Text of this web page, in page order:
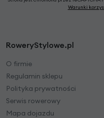
Warunki
RoweryStylowe.pl
O firmie
Regulamin sklepu
Polityka prywatności
Serwis rowerowy
Mapa dojazdu